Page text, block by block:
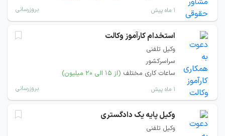
۱ ماه پیش بروزرسانی
استخدام کارآموز وکالت
وکیل تلفنی
سراسرکشور
ساعات کاری مختلف (از ۱۵ الی ۲۰ میلیون)
۱ ماه پیش بروزرسانی
وکیل پایه یک دادگستری
وکیل تلفنی